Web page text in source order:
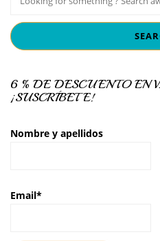
6 % DE DESCUENTO EN
¡SUSCRÍBETE!
Nombre y apellidos
Email*